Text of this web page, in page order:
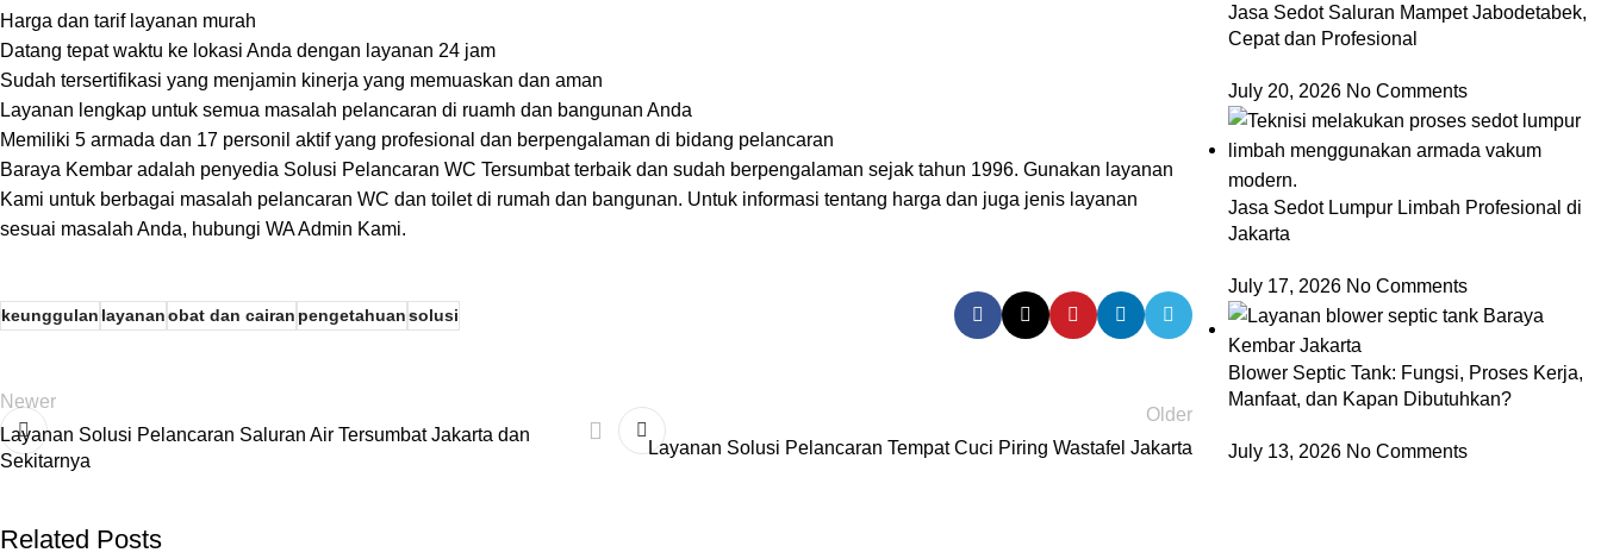
Harga dan tarif layanan murah
Datang tepat waktu ke lokasi Anda dengan layanan 24 jam
Sudah tersertifikasi yang menjamin kinerja yang memuaskan dan aman
Layanan lengkap untuk semua masalah pelancaran di ruamh dan bangunan Anda
Memiliki 5 armada dan 17 personil aktif yang profesional dan berpengalaman di bidang pelancaran
Baraya Kembar adalah penyedia Solusi Pelancaran WC Tersumbat terbaik dan sudah berpengalaman sejak tahun 1996. Gunakan layanan
Kami untuk berbagai masalah pelancaran WC dan toilet di rumah dan bangunan. Untuk informasi tentang harga dan juga jenis layanan
sesuai masalah Anda, hubungi WA Admin Kami.
keunggulanlayananobat dan cairanpengetahuansolusi
Newer
Layanan Solusi Pelancaran Saluran Air Tersumbat Jakarta dan
Sekitarnya
Older
Layanan Solusi Pelancaran Tempat Cuci Piring Wastafel Jakarta
Related Posts
Jasa Sedot Saluran Mampet Jabodetabek,
Cepat dan Profesional
July 20, 2026 No Comments
Jasa Sedot Lumpur Limbah Profesional di
Jakarta
July 17, 2026 No Comments
Blower Septic Tank: Fungsi, Proses Kerja,
Manfaat, dan Kapan Dibutuhkan?
July 13, 2026 No Comments